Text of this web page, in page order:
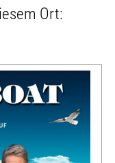
Ort: